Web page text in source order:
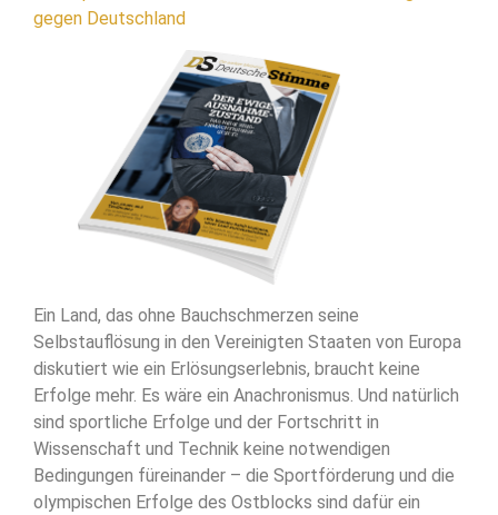
gegen Deutschland
Ein Land, das ohne Bauchschmerzen seine
Selbstauflösung in den Vereinigten Staaten von Europa
diskutiert wie ein Erlösungserlebnis, braucht keine
Erfolge mehr. Es wäre ein Anachronismus. Und natürlich
sind sportliche Erfolge und der Fortschritt in
Wissenschaft und Technik keine notwendigen
Bedingungen füreinander – die Sportförderung und die
olympischen Erfolge des Ostblocks sind dafür ein